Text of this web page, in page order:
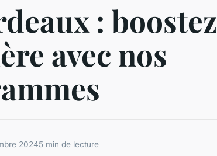
: boostez
avec nos
20245 min de lecture